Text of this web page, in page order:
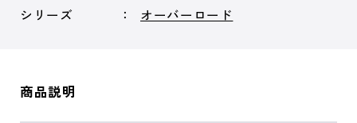
シリーズ
オーバーロード
商品説明